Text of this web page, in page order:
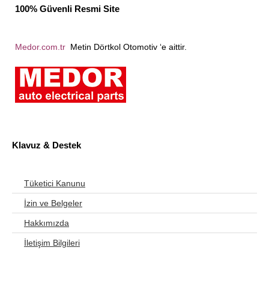
100% Güvenli Resmi Site
Medor.com.tr Metin Dörtkol Otomotiv ‘e aittir.
Klavuz & Destek
Tüketici Kanunu
İzin ve Belgeler
Hakkımızda
İletişim Bilgileri